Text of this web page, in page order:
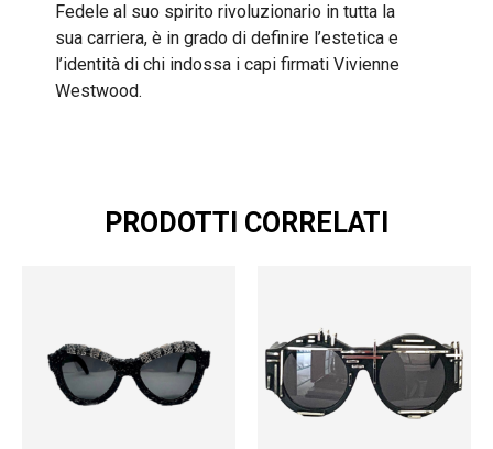
Fedele al suo spirito rivoluzionario in tutta la
sua carriera, è in grado di definire l’estetica e
l’identità di chi indossa i capi firmati Vivienne
Westwood.
PRODOTTI CORRELATI